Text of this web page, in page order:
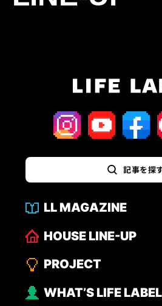
記事を探
LL MAGAZINE
HOUSE LINE-UP
PROJECT
WHAT’S LIFE LABEL